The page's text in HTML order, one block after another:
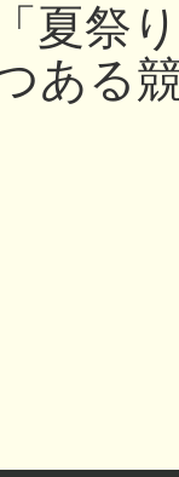
夏祭
ある